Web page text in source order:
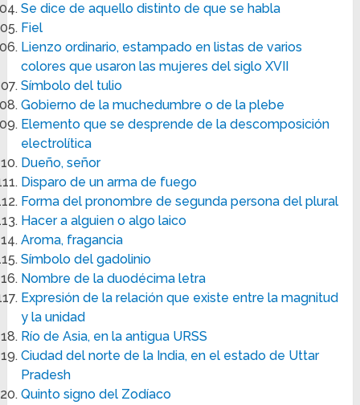
Se dice de aquello distinto de que se habla
Fiel
Lienzo ordinario, estampado en listas de varios
colores que usaron las mujeres del siglo XVII
Símbolo del tulio
Gobierno de la muchedumbre o de la plebe
Elemento que se desprende de la descomposición
electrolítica
Dueño, señor
Disparo de un arma de fuego
Forma del pronombre de segunda persona del plural
Hacer a alguien o algo laico
Aroma, fragancia
Símbolo del gadolinio
Nombre de la duodécima letra
Expresión de la relación que existe entre la magnitud
y la unidad
Río de Asia, en la antigua URSS
Ciudad del norte de la India, en el estado de Uttar
Pradesh
Quinto signo del Zodíaco